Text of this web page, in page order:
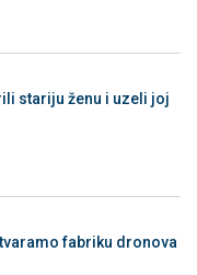
stariju ženu i uzeli joj
fabriku dronova